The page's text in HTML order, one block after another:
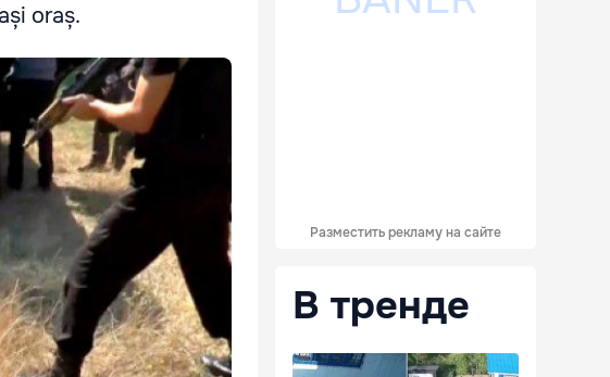
oraș.
Разместить рекламу на сайте
В тренде